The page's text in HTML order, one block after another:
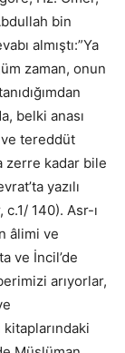
bin
almıştı:”Ya
zaman, onun
belki anası
ve tereddüt
zerre kadar bile
yazılı
c.1/ 140). Asr-ı
âlimi ve
ve İncil’de
arıyorlar,